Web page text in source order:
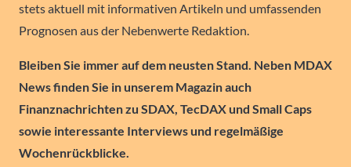
stets aktuell mit informativen Artikeln und umfassenden
Prognosen aus der Nebenwerte Redaktion.
Bleiben Sie immer auf dem neusten Stand. Neben MDAX
News finden Sie in unserem Magazin auch
Finanznachrichten zu SDAX, TecDAX und Small Caps
sowie interessante Interviews und regelmäßige
Wochenrückblicke.